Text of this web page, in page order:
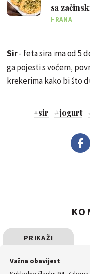
sa
HRANA
Sir- feta sira ima od 5
ga pojesti s voćem,
krekerima kako bi što
#sir #jogurt
PRIKAŽI
SVE
Važna obavijest